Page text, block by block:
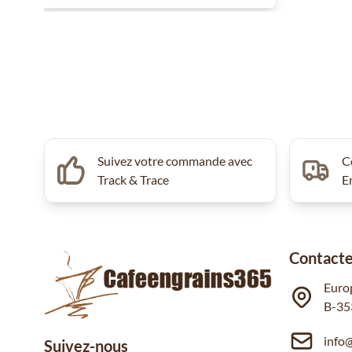
Suivez votre commande avec
Track & Trace
Suivez-nous
B-